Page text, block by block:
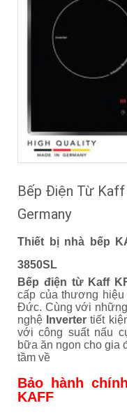
Bếp Điện Từ Kaff
Germany
Thiết bị nhà bếp
3850SL
Bếp điện từ Kaff
cấp của thương
Đức. Cùng với
nghệ Inverter tiết
với công suất nấu
bữa ăn ngon cho gia
tầm về
Bảo hành
KAFF